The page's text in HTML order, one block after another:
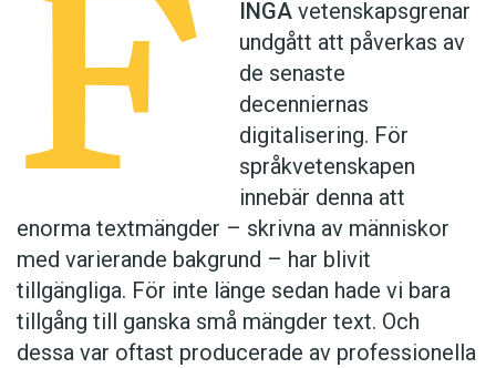
F
INGA vetenskapsgrenar
undgått att påverkas av
de senaste
decenniernas
digitalisering. För
språkvetenskapen
innebär denna att
enorma textmängder – skrivna av människor
med varierande bakgrund – har blivit
tillgängliga. För inte länge sedan hade vi bara
tillgång till ganska små mängder text. Och
dessa var oftast producerade av professionella